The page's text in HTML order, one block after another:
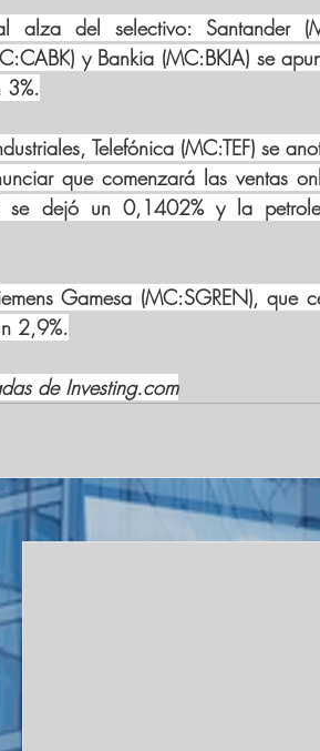
alza del selectivo: Santander
CABK) y Bankia (MC:BKIA) se
3%.
Telefónica (MC:TEF) se
que comenzará las ventas
se dejó un 0,1402% y la
Gamesa (MC:SGREN), que
2,9%.
de Investing.com